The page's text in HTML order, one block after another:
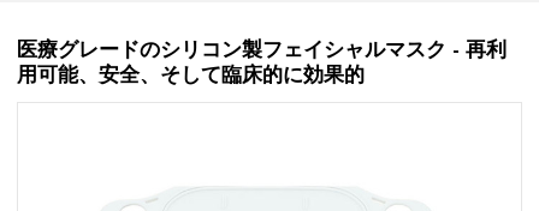
医療グレードのシリコン製フェイシャルマスク - 再利
用可能、安全、そして臨床的に効果的